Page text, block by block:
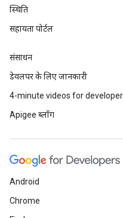
स्थिति
सहायता पोर्टल
संसाधन
डेवलपर के लिए जानकारी
4-minute videos for
Apigee ब्लॉग
Android
Chrome